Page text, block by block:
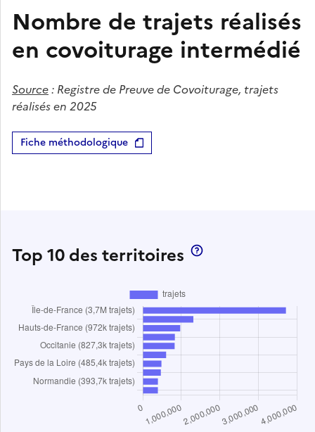
Nombre de trajets réalisés
en covoiturage intermédié
Source: Registre de Preuve de Covoiturage, trajets
réalisés en 2025
Fiche méthodologique
Top 10 des territoires